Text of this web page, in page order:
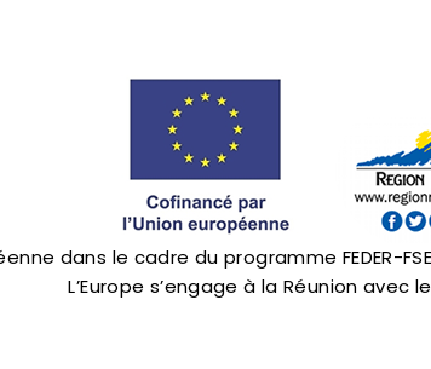
dans le cadre du programme FEDER-
L’Europe s’engage à la Réunion avec le